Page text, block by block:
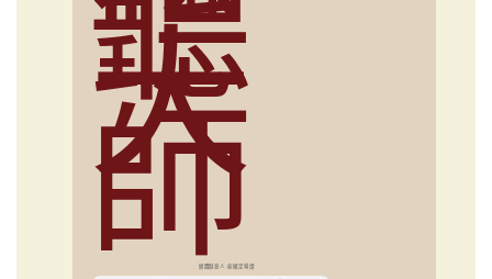
大
師
媒體創意人 俞國定導讀